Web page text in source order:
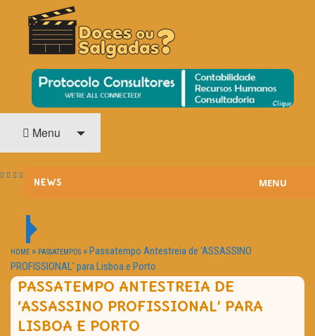
DOCES OU SALGADAS?
O Cinema? Uma Paixão!!
Menu
NEWS
HOME CINEMA
NOTA PESSOAL
MENU
HOME » PASSATEMPOS »Passatempo Antestreia de ‘ASSASSINO
PROFISSIONAL’ para Lisboa e Porto
PASSATEMPO ANTESTREIA DE
‘ASSASSINO PROFISSIONAL’ PARA
LISBOA E PORTO